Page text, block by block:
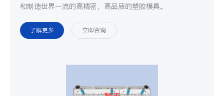
和制造世界一流的高精密，高品质的塑胶模具。
了解更多 立即咨询